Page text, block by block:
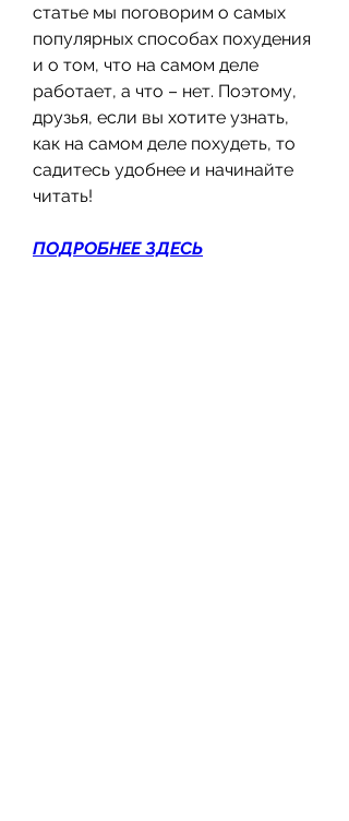
статье мы поговорим о самых
популярных способах похудения
и о том, что на самом деле
работает, а что – нет. Поэтому,
друзья, если вы хотите узнать,
как на самом деле похудеть, то
садитесь удобнее и начинайте
читать!
ПОДРОБНЕЕ ЗДЕСЬ